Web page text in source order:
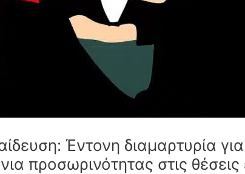
Έντονη διαμαρτυρία
προσωρινότητας στις θέσεις